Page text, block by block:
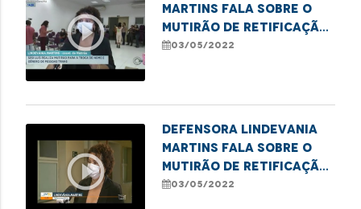
play_circle_outline
Martins fala sobre o
mutirão de retificação
de nome social para
03/05/2022
play_circle_outline
Defensora Lindevania
Martins fala sobre o
mutirão de retificação
de nome social para
03/05/2022